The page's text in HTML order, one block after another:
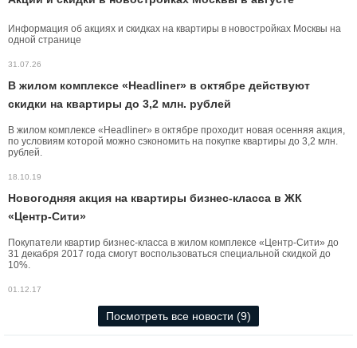
Информация об акциях и скидках на квартиры в новостройках Москвы на
одной странице
31.07.26
В жилом комплексе «Headliner» в октябре действуют
скидки на квартиры до 3,2 млн. рублей
В жилом комплексе «Headliner» в октябре проходит новая осенняя акция,
по условиям которой можно сэкономить на покупке квартиры до 3,2 млн.
рублей.
18.10.19
Новогодняя акция на квартиры бизнес-класса в ЖК
«Центр-Сити»
Покупатели квартир бизнес-класса в жилом комплексе «Центр-Сити» до
31 декабря 2017 года смогут воспользоваться специальной скидкой до
10%.
01.12.17
Посмотреть все новости (9)